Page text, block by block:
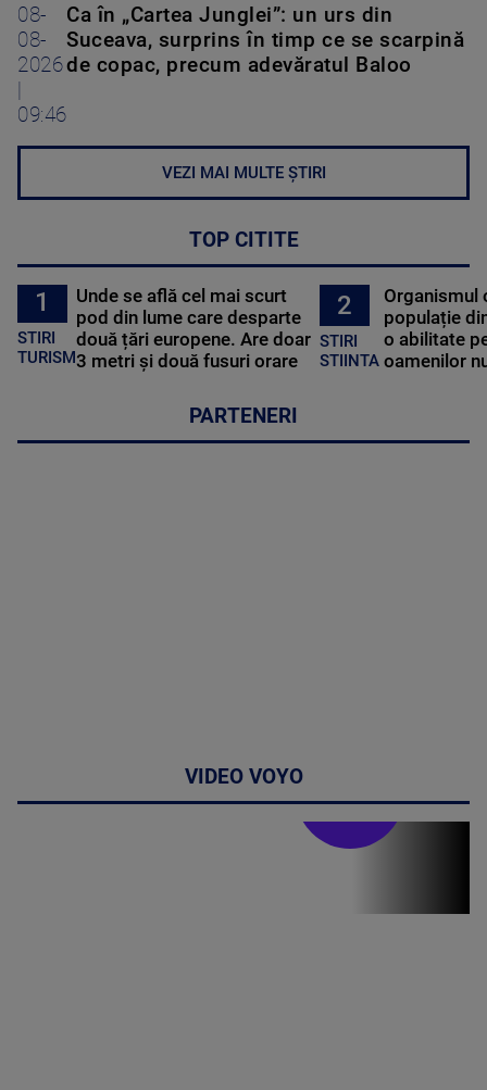
08-
08-
2026
09:46
Ca în „Cartea Junglei”: un urs din
Suceava, surprins în timp ce se scarpină
de copac, precum adevăratul Baloo
VEZI MAI MULTE ȘTIRI
TOP CITITE
1
STIRI
TURISM
Unde se află cel mai scurt
pod din lume care desparte
două țări europene. Are doar
3 metri și două fusuri orare
2
STIRI
STIINTA
Organismul
populație
o abilitate
oamenilor
PARTENERI
VIDEO VOYO